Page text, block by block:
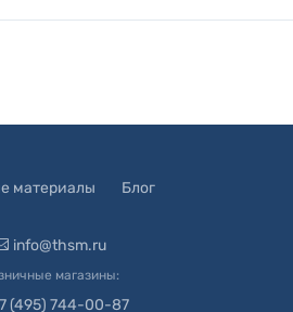
материалы Блог
info@thsm.ru
магазины:
(495) 744-00-87